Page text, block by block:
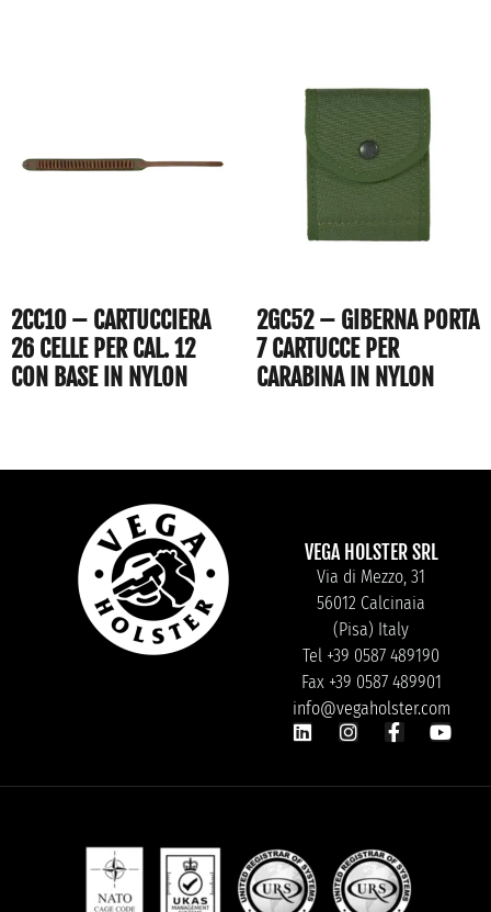
2CC10 – CARTUCCIERA
26 CELLE PER CAL. 12
CON BASE IN NYLON
2GC52 – GIBERNA PORTA
7 CARTUCCE PER
CARABINA IN NYLON
VEGA HOLSTER SRL
Via di Mezzo, 31
56012 Calcinaia
(Pisa) Italy
Tel +39 0587 489190
Fax +39 0587 489901
info@vegaholster.com